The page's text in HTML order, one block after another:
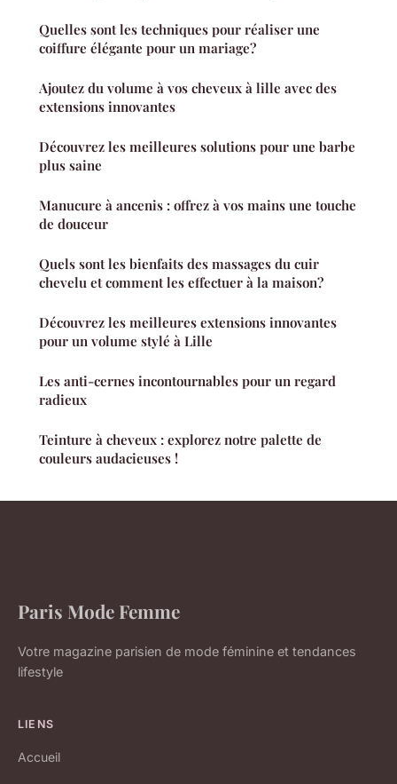
Quelles sont les techniques pour réaliser une
coiffure élégante pour un mariage?
Ajoutez du volume à vos cheveux à lille avec des
extensions innovantes
Découvrez les meilleures solutions pour une barbe
plus saine
Manucure à ancenis : offrez à vos mains une touche
de douceur
Quels sont les bienfaits des massages du cuir
chevelu et comment les effectuer à la maison?
Découvrez les meilleures extensions innovantes
pour un volume stylé à Lille
Les anti-cernes incontournables pour un regard
radieux
Teinture à cheveux : explorez notre palette de
couleurs audacieuses !
Paris Mode Femme
Votre magazine parisien de mode féminine et tendances
lifestyle
LIENS
Accueil